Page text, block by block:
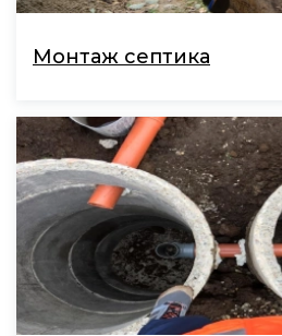
Монтаж септика